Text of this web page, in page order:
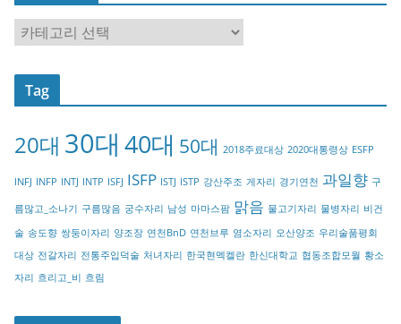
a
t
o
y
Tag
20대 30대 40대 50대 2018주료대상 2020대통령상 ESFP
INFJ INFP INTJ INTP ISFJ ISFP ISTJ ISTP 강산주조 게자리 경기연천 과일향 구
름많고_소나기 구름많음 궁수자리 남성 마마스팜 맑음 물고기자리 물병자리 비건
술 송도향 쌍둥이자리 양조장 연천BnD 연천브루 염소자리 오산양조 우리술품평회
대상 전갈자리 전통주입덕술 처녀자리 한국현멕켈란 한신대학교 협동조합모월 황소
자리 흐리고_비 흐림